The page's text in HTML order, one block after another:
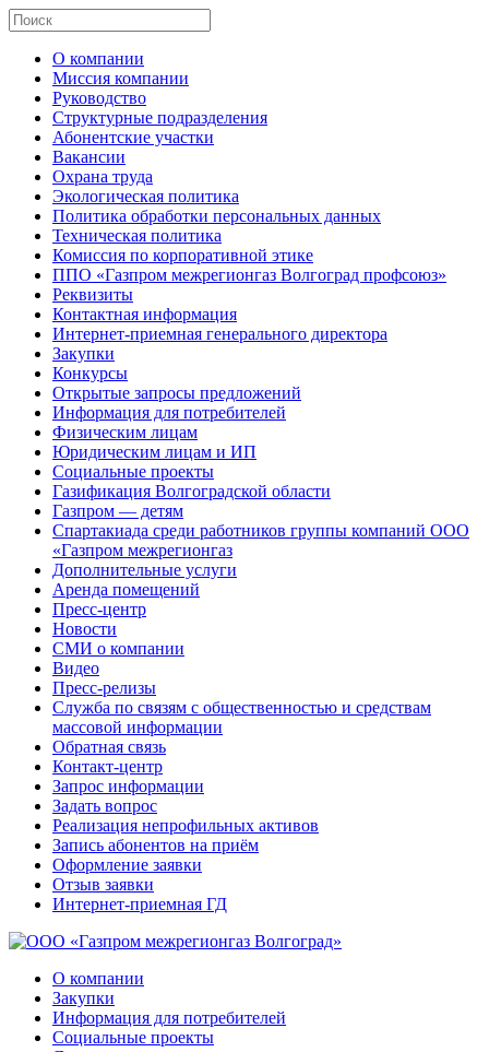
О компании
Миссия компании
Руководство
Структурные подразделения
Абонентские участки
Вакансии
Охрана труда
Экологическая политика
Политика обработки персональных данных
Техническая политика
Комиссия по корпоративной этике
ППО «Газпром межрегионгаз Волгоград профсоюз»
Реквизиты
Контактная информация
Интернет-приемная генерального директора
Закупки
Конкурсы
Открытые запросы предложений
Информация для потребителей
Физическим лицам
Юридическим лицам и ИП
Социальные проекты
Газификация Волгоградской области
Газпром — детям
Спартакиада среди работников группы компаний ООО
«Газпром межрегионгаз
Дополнительные услуги
Аренда помещений
Пресс-центр
Новости
СМИ о компании
Видео
Пресс-релизы
Служба по связям с общественностью и средствам
массовой информации
Обратная связь
Контакт-центр
Запрос информации
Задать вопрос
Реализация непрофильных активов
Запись абонентов на приём
Оформление заявки
Отзыв заявки
Интернет-приемная ГД
О компании
Закупки
Информация для потребителей
Социальные проекты